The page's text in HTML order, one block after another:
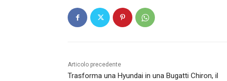
Articolo precedente
Trasforma una Hyundai in una Bugatti Chiron, il